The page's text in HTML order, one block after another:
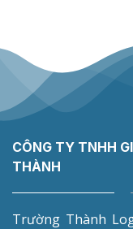
CÔNG TY TNHH
THÀNH
Trường Thành